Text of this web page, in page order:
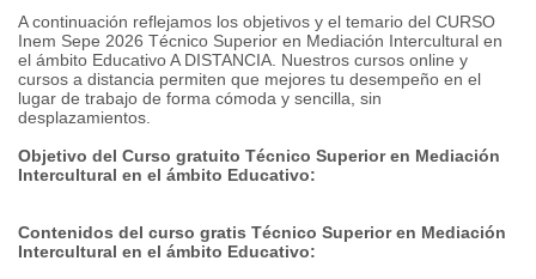
A continuación reflejamos los objetivos y el temario del CURSO
Inem Sepe 2026 Técnico Superior en Mediación Intercultural en
el ámbito Educativo A DISTANCIA. Nuestros cursos online y
cursos a distancia permiten que mejores tu desempeño en el
lugar de trabajo de forma cómoda y sencilla, sin
desplazamientos.
Objetivo del Curso gratuito Técnico Superior en Mediación
Intercultural en el ámbito Educativo:
Contenidos del curso gratis Técnico Superior en Mediación
Intercultural en el ámbito Educativo: